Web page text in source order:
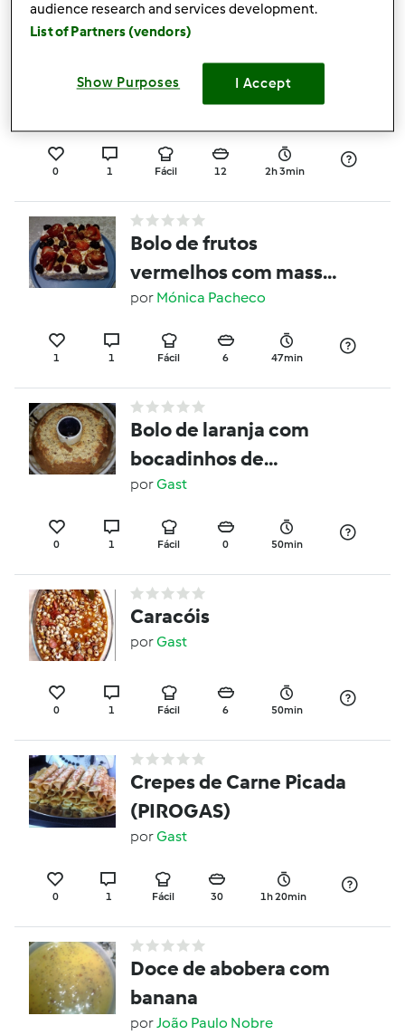
Bolo de chocolate cru
com amendoa
0 1 Fácil 12 2h 3min
Bolo de frutos
vermelhos com massa
folhada
por Mónica Pacheco
1 1 Fácil 6 47min
Bolo de laranja com
bocadinhos de
chocolate
porGast
0 1 Fácil 0 50min
Caracóis
porGast
0 1 Fácil 6 50min
Crepes de Carne Picada
(PIROGAS)
porGast
0 1 Fácil 30 1h 20min
Doce de abobera com
banana
porJoão Paulo Nobre
audience research and services development.
List of Partners (vendors)
Show Purposes I Accept